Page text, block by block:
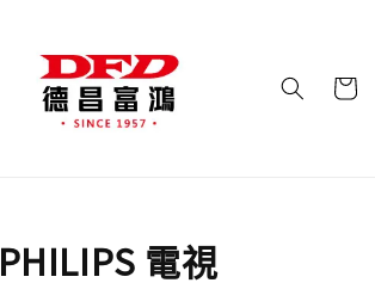
PHILIPS 電視